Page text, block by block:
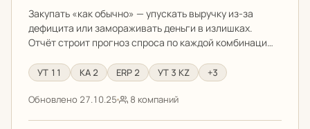
Закупать «как обычно» — упускать выручку из-за
дефицита или замораживать деньги в излишках.
Отчёт строит прогноз спроса по каждой комбинаци…
УТ 11 КА 2 ERP 2 УТ 3 KZ +3
Обновлено 27.10.25 8 компаний